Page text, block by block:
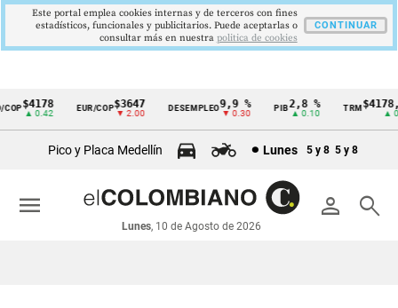
Cintillo
económicos
Colombia
$4178
▲ 0.42
EUR/COP$3647
▼ 2.00
DESEMPLEO9,9 %
▼ 0.30
2,8 %
▲ 0.10
TRM$4178,23
▲ 0.42
Pico y Placa Medellín Lunes 5 y 8 5 y 8
person search
Lunes, 10 de Agosto de 2026
menu
Este portal emplea cookies internas y de terceros con fines
estadísticos, funcionales y publicitarios. Puede aceptarlas o
consultar más en nuestra politica de cookies
CONTINUAR